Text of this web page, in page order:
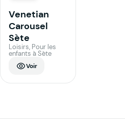
Venetian
Carousel
Sète
Loisirs, Pour les
enfants à Sète
Voir